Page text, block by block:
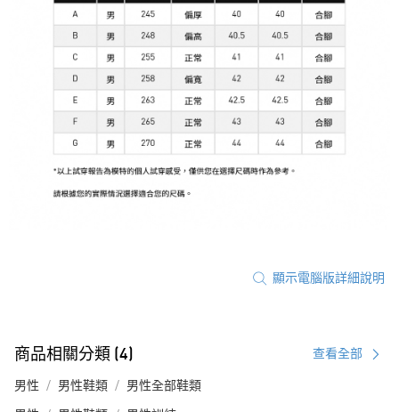
顯示電腦版詳細說明
商品相關分類 (4) 查看全部
男性 男性鞋類 男性全部鞋類